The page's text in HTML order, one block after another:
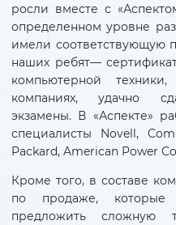
росли вместе с
определенном уровне
имели соответствующую
наших ребят—
компьютерной
компаниях, удачно
экзамены. В «Аспекте»
специалисты Novell,
Packard, American Power
Кроме того, в составе
по продаже, которые
предложить сложную